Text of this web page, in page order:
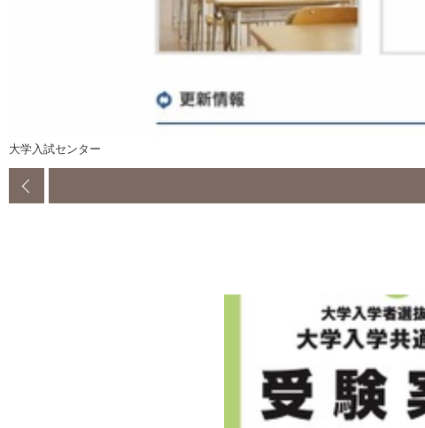
大学入試センター